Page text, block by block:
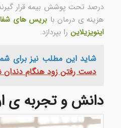
درصد تحت پوشش بیمه قرار گیرند
هزینه ی درمان با بریس های
اینویزیلاینرا بپردازد.
شاید این مطلب نیز برای
دست رفتن زود هنگام
دانش و تجربه ی